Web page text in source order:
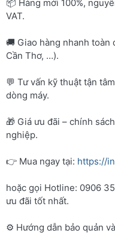
📦 Hàng mới 100%,
VAT.
🚚 Giao hàng nhanh toàn
Cần Thơ, …).
💬 Tư vấn kỹ thuật tận
dòng máy.
🎁 Giá ưu đãi – chính
nghiệp.
👉 Mua ngay tại: https://
hoặc gọi Hotline: 0906
ưu đãi tốt nhất.
⚙️ Hướng dẫn bảo quản